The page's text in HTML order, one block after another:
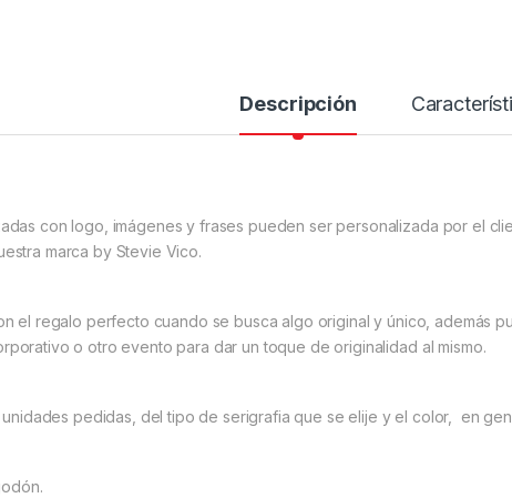
Descripción
con logo, imágenes y frases pueden ser personalizada por el
marca by Stevie Vico.
el regalo perfecto cuando se busca algo original y único, además
o otro evento para dar un toque de originalidad al mismo.
pedidas, del tipo de serigrafia que se elije y el color, en